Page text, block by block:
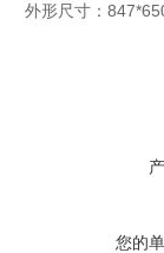
外形尺寸：
您的